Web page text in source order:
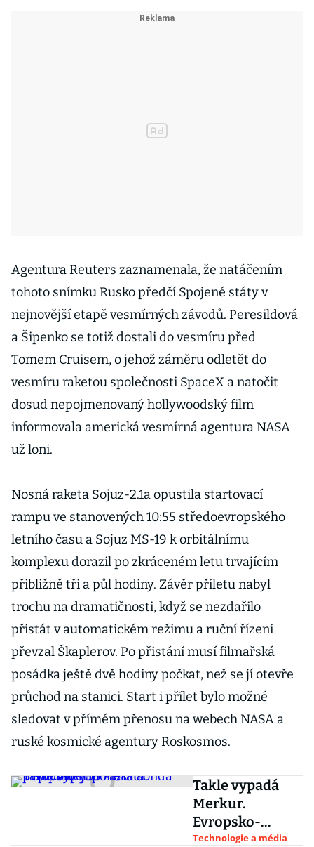
Agentura Reuters zaznamenala, že natáčením
tohoto snímku Rusko předčí Spojené státy v
nejnovější etapě vesmírných závodů. Peresildová
a Šipenko se totiž dostali do vesmíru před
Tomem Cruisem, o jehož záměru odletět do
vesmíru raketou společnosti SpaceX a natočit
dosud nepojmenovaný hollywoodský film
informovala americká vesmírná agentura NASA
už loni.
Nosná raketa Sojuz-2.1a opustila startovací
rampu ve stanovených 10:55 středoevropského
letního času a Sojuz MS-19 k orbitálnímu
komplexu dorazil po zkráceném letu trvajícím
přibližně tři a půl hodiny. Závěr příletu nabyl
trochu na dramatičnosti, když se nezdařilo
přistát v automatickém režimu a ruční řízení
převzal Škaplerov. Po přistání musí filmařská
posádka ještě dvě hodiny počkat, než se jí otevře
průchod na stanici. Start i přílet bylo možné
sledovat v přímém přenosu na webech NASA a
ruské kosmické agentury Roskosmos.
Takle vypadá
Merkur.
Evropsko-
japonská sonda
Technologie a média